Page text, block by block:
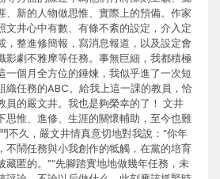
、新的人物做思惟、實際上的預備。作家
文井心中有數、有條不紊的設定，介入定
，整進修簡報，寫消息報道，以及設定會
影劇不雅摩等任務。事無巨細，我都積極
一個月全方位的錘煉，我似乎進了一次短
織任務的ABC。給我上這一課的教員，恰
員的嚴文井。我也是夠榮幸的了！ 文井
思惟、進修、生涯的關懷輔助，至今也難
不久，嚴文井情真意切地對我說：“你年
不鬧任務與小我創作的牴觸，在黨的培育
匿的。”“先腳踏實地地做幾年任務，未